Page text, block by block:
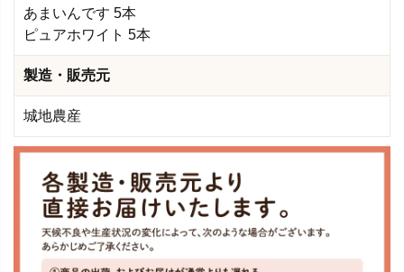
あまいんです 5本
ピュアホワイト 5本
製造・販売元
城地農産